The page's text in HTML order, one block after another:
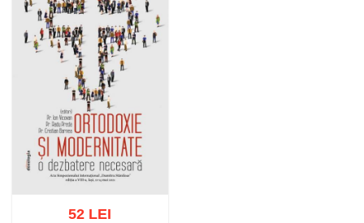
52 LEI